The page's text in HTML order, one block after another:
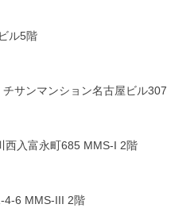
ル5階
サンマンション名古屋ビル307
西入富永町685 MMS-I 2階
4-6 MMS-III 2階